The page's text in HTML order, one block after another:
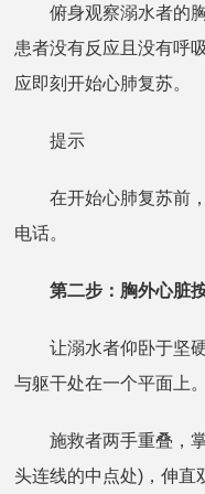
俯身观察溺水者的胸
患者没有反应且没有呼
应即刻开始心肺复苏。
提示
在开始心肺复苏前，
电话。
第二步：胸外心脏
让溺水者仰卧于坚硬
与躯干处在一个平面上。
施救者两手重叠，掌
头连线的中点处)，伸直